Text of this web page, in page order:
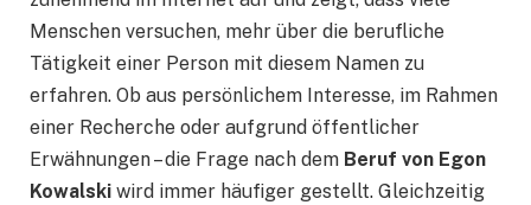
Menschen versuchen, mehr über die berufliche
Tätigkeit einer Person mit diesem Namen zu
erfahren. Ob aus persönlichem Interesse, im Rahmen
einer Recherche oder aufgrund öffentlicher
Erwähnungen – die Frage nach dem Beruf von Egon
Kowalski wird immer häufiger gestellt. Gleichzeitig